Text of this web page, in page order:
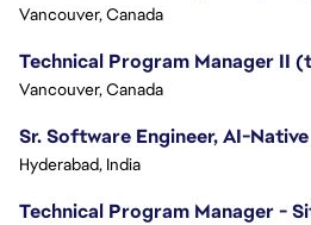
Vancouver, Canada
Technical Program Manager II
Vancouver, Canada
Sr. Software Engineer, AI-
Hyderabad, India